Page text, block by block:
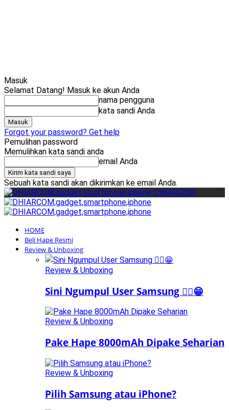
Masuk
Selamat Datang! Masuk ke akun Anda
nama pengguna
kata sandi Anda
Forgot your password? Get help
Pemulihan password
Memulihkan kata sandi anda
email Anda
Sebuah kata sandi akan dikirimkan ke email Anda.
DHIARCOM
HOME
Beli Hape Resmi
Review & Unboxing
Review & Unboxing
Sini Ngumpul User Samsung ☝🏻😁
Review & Unboxing
Pake Hape 8000mAh Dipake Seharian
Review & Unboxing
Pilih Samsung atau iPhone?